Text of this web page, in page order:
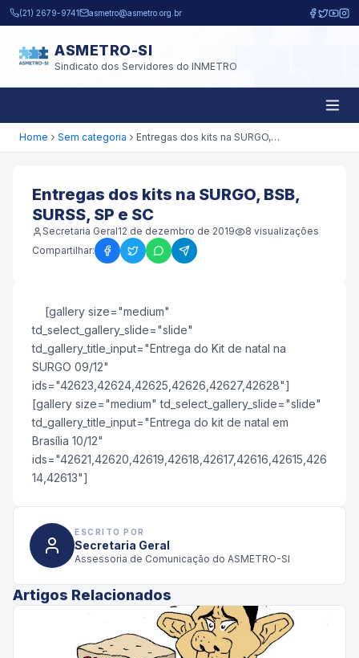
Pular para o conteúdo principal
(21) 2679-9741 asmetro@asmetro.org.br
ASMETRO-SI
Sindicato dos Servidores do INMETRO
Home Sem categoria Entregas dos kits na SURGO, BSB, SURSS, SP e SC
Entregas dos kits na SURGO, BSB,
SURSS, SP e SC
Secretaria Geral12 de dezembro de 2019 8 visualizações
Compartilhar:
[gallery size="medium"
td_select_gallery_slide="slide"
td_gallery_title_input="Entrega do Kit de natal na
SURGO 09/12"
ids="42623,42624,42625,42626,42627,42628"]
[gallery size="medium" td_select_gallery_slide="slide"
td_gallery_title_input="Entrega do kit de natal em
Brasília 10/12"
ids="42621,42620,42619,42618,42617,42616,42615,426
14,42613"]
ESCRITO POR
Secretaria Geral
Assessoria de Comunicação do ASMETRO-SI
Artigos Relacionados